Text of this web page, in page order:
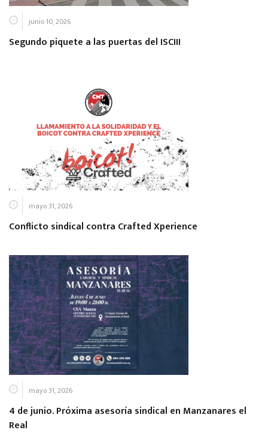
junio 10, 2026
Segundo piquete a las puertas del ISCIII
mayo 31, 2026
Conflicto sindical contra Crafted Xperience
mayo 31, 2026
4 de junio. Próxima asesoría sindical en Manzanares el
Real